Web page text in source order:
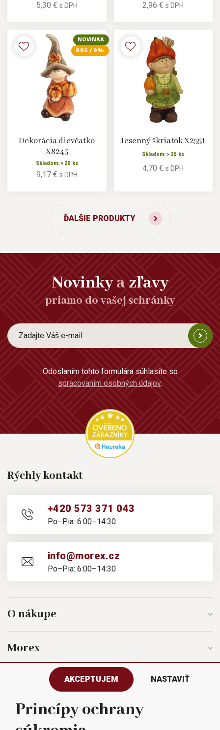
5,30 € s DPH 2,96 €s DPH
NOVINKA
8 KS / 9 %
Dekorácia dievčatko
X8245
Skladom: > 20 ks
9,17 € s DPH
Jesenný škriatok X2551
Skladom: > 20 ks
4,70 €s DPH
ĎALŠIE PRODUKTY
Novinkyazľavy
priamo do vašej schránky
Odoslaním tohto formulára súhlasíte so
spracovaním osobných údajov.
Rýchly kontakt
+420 573 371 043
Po–Pia: 6:00–14:30
info@morex.cz
Po–Pia: 6:00–14:30
O nákupe
Morex
Sledujte nás
AKCEPTUJEM NASTAVIŤ
Princípy ochrany